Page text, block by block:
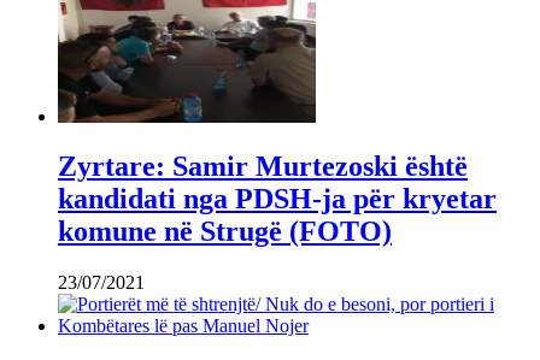
Zyrtare: Samir Murtezoski është
kandidati nga PDSH-ja për kryetar
komune në Strugë (FOTO)
23/07/2021